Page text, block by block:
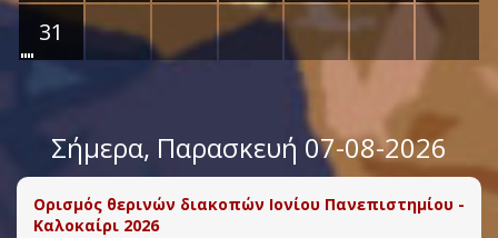
31
Σήμερα, Παρασκευή 07-08-2026
Ορισμός θερινών διακοπών Ιονίου Πανεπιστημίου -
Καλοκαίρι 2026